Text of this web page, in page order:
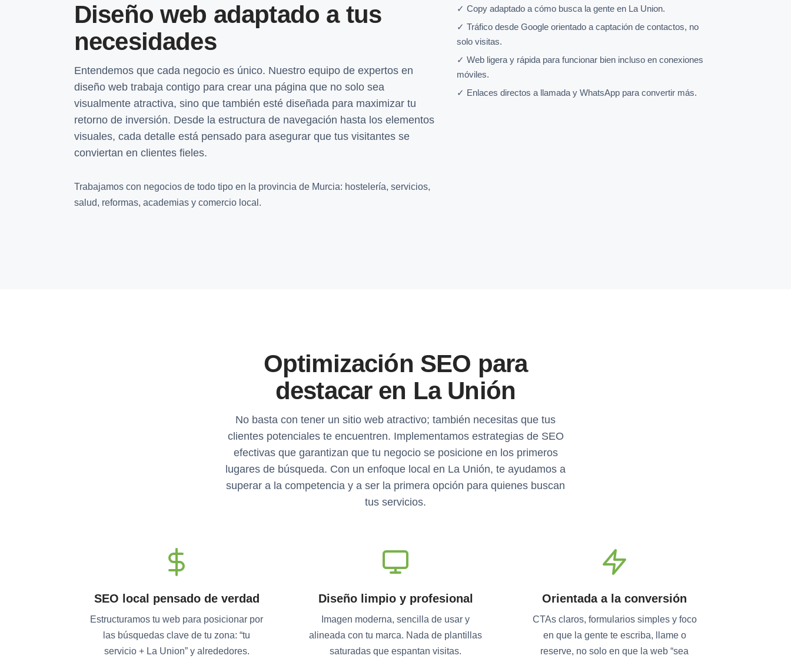
Diseño web adaptado a tus
necesidades
Entendemos que cada negocio es único. Nuestro equipo de expertos en
diseño web trabaja contigo para crear una página que no solo sea
visualmente atractiva, sino que también esté diseñada para maximizar tu
retorno de inversión. Desde la estructura de navegación hasta los elementos
visuales, cada detalle está pensado para asegurar que tus visitantes se
conviertan en clientes fieles.
Trabajamos con negocios de todo tipo en la provincia de Murcia: hostelería, servicios,
salud, reformas, academias y comercio local.
✓ Copy adaptado a cómo busca la gente en La Union.
✓ Tráfico desde Google orientado a captación de contactos, no
solo visitas.
✓ Web ligera y rápida para funcionar bien incluso en conexiones
móviles.
✓ Enlaces directos a llamada y WhatsApp para convertir más.
Optimización SEO para
destacar en La Unión
No basta con tener un sitio web atractivo; también necesitas que tus
clientes potenciales te encuentren. Implementamos estrategias de SEO
efectivas que garantizan que tu negocio se posicione en los primeros
lugares de búsqueda. Con un enfoque local en La Unión, te ayudamos a
superar a la competencia y a ser la primera opción para quienes buscan
tus servicios.
SEO local pensado de verdad
Estructuramos tu web para posicionar por
las búsquedas clave de tu zona: “tu
servicio + La Union” y alrededores.
Diseño limpio y profesional
Imagen moderna, sencilla de usar y
alineada con tu marca. Nada de plantillas
saturadas que espantan visitas.
Orientada a la conversión
CTAs claros, formularios simples y foco
en que la gente te escriba, llame o
reserve, no solo en que la web “sea